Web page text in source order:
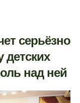
серьёзно
над ней